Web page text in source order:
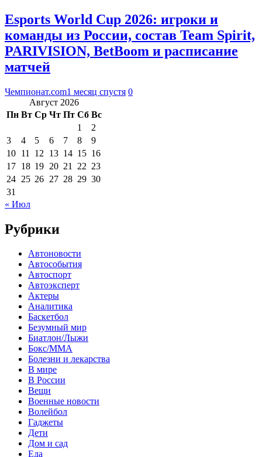
Esports World Cup 2026: игроки и
команды из России, состав Team Spirit,
PARIVISION, BetBoom и расписание
матчей
Чемпионат.com1 месяц спустя 0
Август 2026
Пн Вт Ср Чт Пт Сб Вс
1
2
3
4 5 6 7 8
9
10 11 12 13 14 15 16
17 18 19 20 21 22 23
24 25 26 27 28 29 30
31
« Июл
Рубрики
Автоновости
Автособытия
Автоспорт
Автоэксперт
Актеры
Аналитика
Баскетбол
Безумный мир
Биатлон/Лыжи
Бокс/MMA
Болезни и лекарства
В мире
В России
Вещи
Военные новости
Волейбол
Гаджеты
Дети
Дом и сад
Еда